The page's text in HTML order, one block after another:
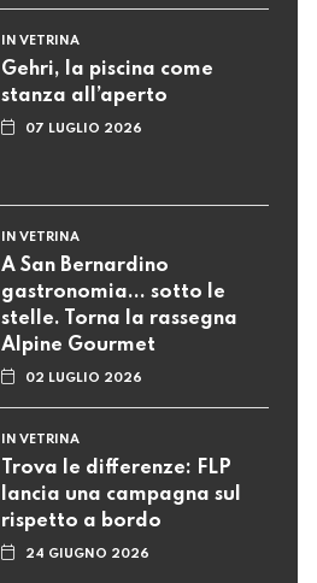
IN VETRINA
Gehri, la piscina come
stanza all’aperto
07 LUGLIO 2026
IN VETRINA
A San Bernardino
gastronomia... sotto le
stelle. Torna la rassegna
Alpine Gourmet
02 LUGLIO 2026
IN VETRINA
Trova le differenze: FLP
lancia una campagna sul
rispetto a bordo
24 GIUGNO 2026